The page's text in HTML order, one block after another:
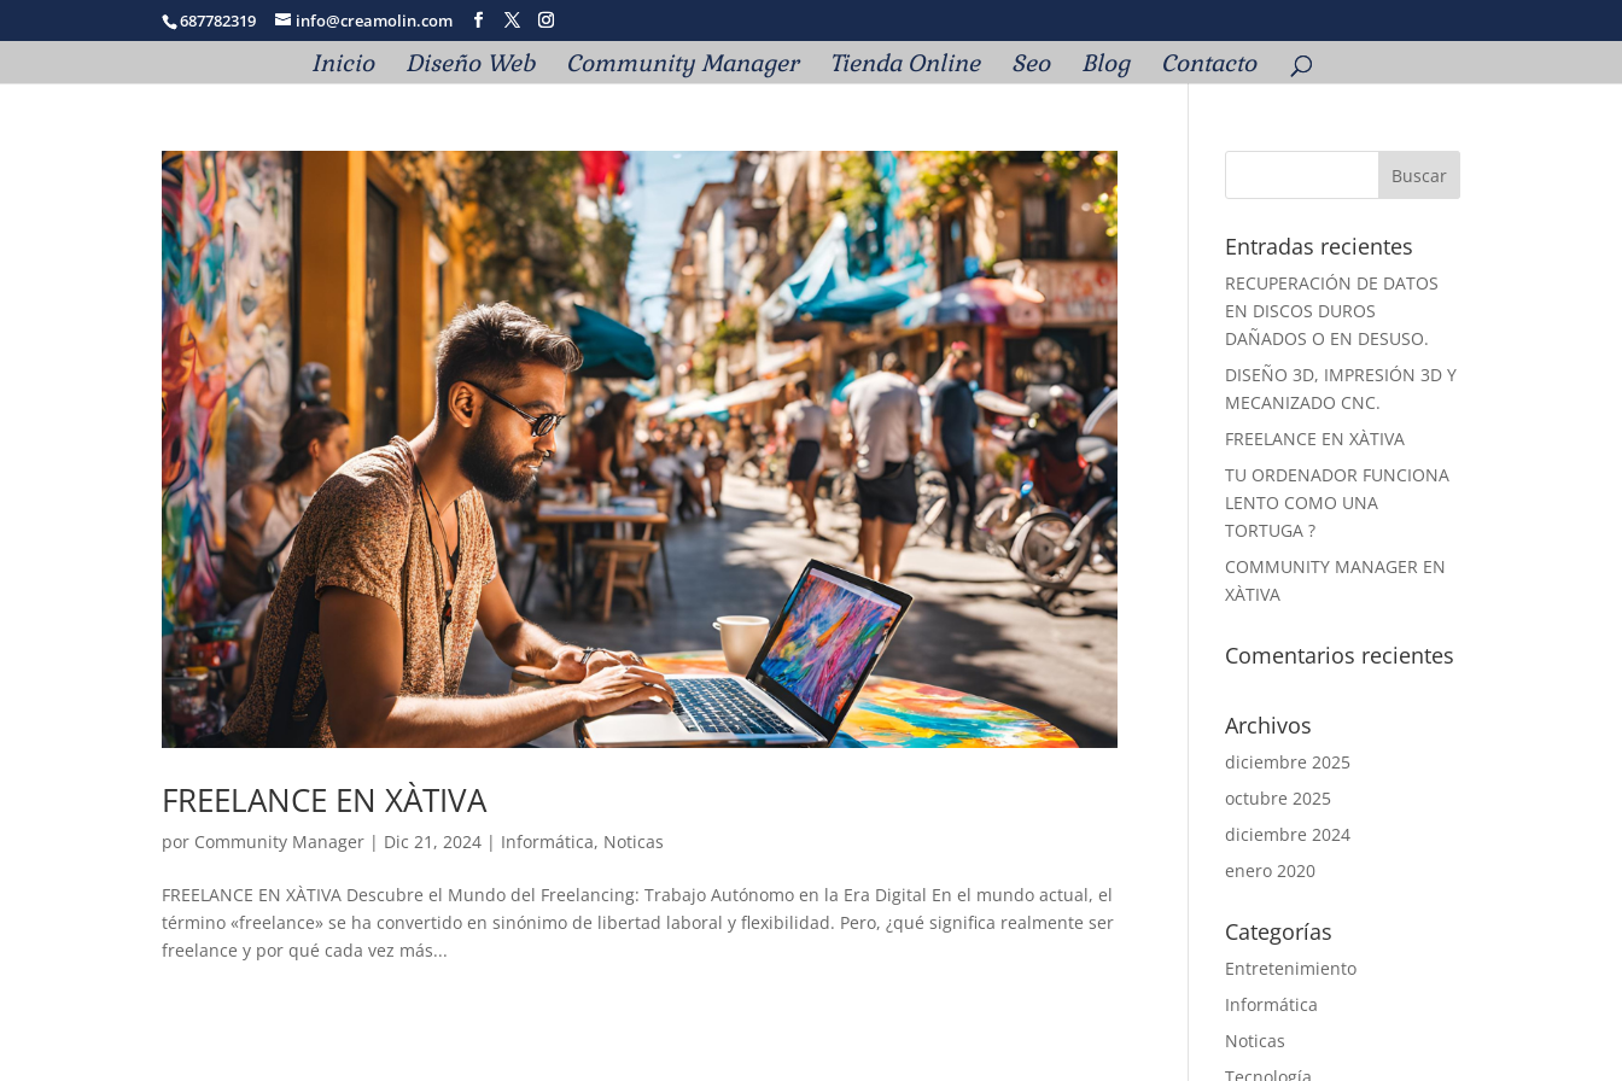
687782319 info@creamolin.com
Inicio Diseño Web Community Manager Tienda Online Seo Blog Contacto
FREELANCE EN XÀTIVA
por Community Manager | Dic 21, 2024 | Informática, Noticas
FREELANCE EN XÀTIVA Descubre el Mundo del Freelancing: Trabajo Autónomo en la Era Digital En el mundo actual, el
término «freelance» se ha convertido en sinónimo de libertad laboral y flexibilidad. Pero, ¿qué significa realmente ser
freelance y por qué cada vez más...
Entradas recientes
RECUPERACIÓN DE DATOS
EN DISCOS DUROS
DAÑADOS O EN DESUSO.
DISEÑO 3D, IMPRESIÓN 3D Y
MECANIZADO CNC.
FREELANCE EN XÀTIVA
TU ORDENADOR FUNCIONA
LENTO COMO UNA
TORTUGA ?
COMMUNITY MANAGER EN
XÀTIVA
Comentarios recientes
Archivos
diciembre 2025
octubre 2025
diciembre 2024
enero 2020
Categorías
Entretenimiento
Informática
Noticas